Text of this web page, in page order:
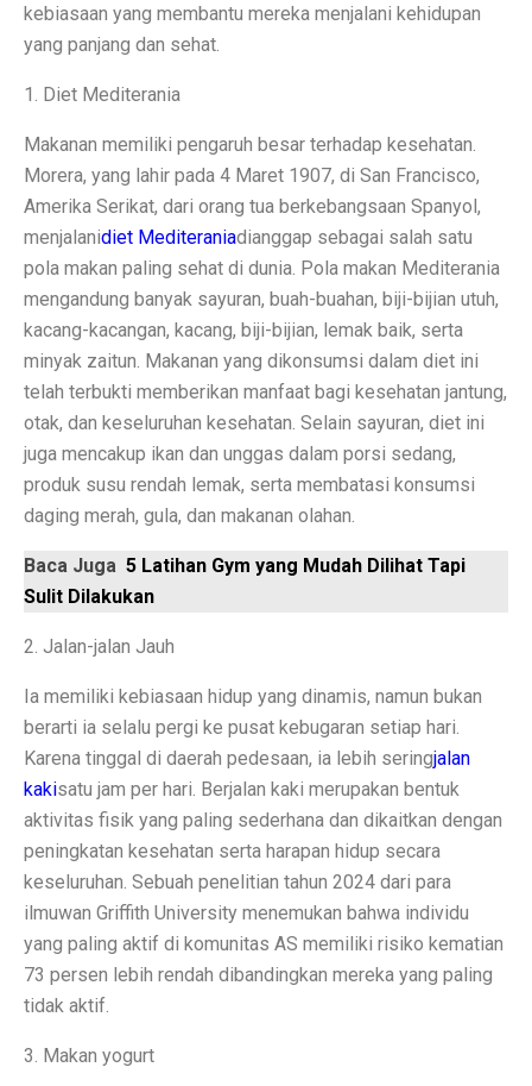
5 Rahasia Kehidupan Panjang Manusia Tertua
Desain Rumah Minimalis, Tampilan Menarik!
Prakiraan Cuaca OKU Timur 2 Oktober 2025:
Lukisan Raden Saleh: Ikon Seni Nusantara
Mengungkap Pengalaman Suara Hebat di Galaxy
Laptop Lokal Harga 2 Jutaan dengan Spesifikasi
Rahasia iPhone 17 Pro Max Tahan Panas: Teknologi
Detoks Digital untuk Gen Z, Tenangkan Pikiran?
Honda PCX160: Spesifikasi Mewah yang Membuat
Pengguna Adobe Analytics, Waspada! Celah Ini Ancam
5 Fakta Menarik Kota Lalitpur, Kota Tua Penuh Kuil di
Xiaomi 15T vs Honor 400, Kamera Hebat di Bawah
Perbandingan Xiaomi 15T vs 15T Pro: Spesifikasi dan
Revolusi Data: AI Mengubah Pengelolaan Informasi di
Samsung Pertahankan Model Plus di Galaxy S26
MDRN dan Genertec Kolaborasi di Industri,
Workshop SOHIB Berkelas Kemkomdigi:
kebiasaan yang membantu mereka menjalani kehidupan
yang panjang dan sehat.
1. Diet Mediterania
Makanan memiliki pengaruh besar terhadap kesehatan.
Morera, yang lahir pada 4 Maret 1907, di San Francisco,
Amerika Serikat, dari orang tua berkebangsaan Spanyol,
menjalanidiet Mediteraniadianggap sebagai salah satu
pola makan paling sehat di dunia. Pola makan Mediterania
mengandung banyak sayuran, buah-buahan, biji-bijian utuh,
kacang-kacangan, kacang, biji-bijian, lemak baik, serta
minyak zaitun. Makanan yang dikonsumsi dalam diet ini
telah terbukti memberikan manfaat bagi kesehatan jantung,
otak, dan keseluruhan kesehatan. Selain sayuran, diet ini
juga mencakup ikan dan unggas dalam porsi sedang,
produk susu rendah lemak, serta membatasi konsumsi
daging merah, gula, dan makanan olahan.
Baca Juga 5 Latihan Gym yang Mudah Dilihat Tapi
Sulit Dilakukan
2. Jalan-jalan Jauh
Ia memiliki kebiasaan hidup yang dinamis, namun bukan
berarti ia selalu pergi ke pusat kebugaran setiap hari.
Karena tinggal di daerah pedesaan, ia lebih seringjalan
kakisatu jam per hari. Berjalan kaki merupakan bentuk
aktivitas fisik yang paling sederhana dan dikaitkan dengan
peningkatan kesehatan serta harapan hidup secara
keseluruhan. Sebuah penelitian tahun 2024 dari para
ilmuwan Griffith University menemukan bahwa individu
yang paling aktif di komunitas AS memiliki risiko kematian
73 persen lebih rendah dibandingkan mereka yang paling
tidak aktif.
3. Makan yogurt